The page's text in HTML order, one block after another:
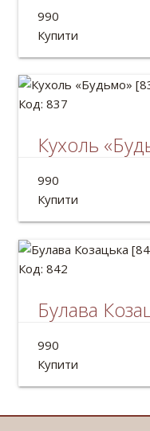
переводу"
Об'єм: 500мл
990
Купити
Код: 837
Кухоль
Кухоль для пива
Об'єм: 500мл
990
Купити
Код: 842
Булава
Дерев'яна булава
Довжина:50см
990
Купити